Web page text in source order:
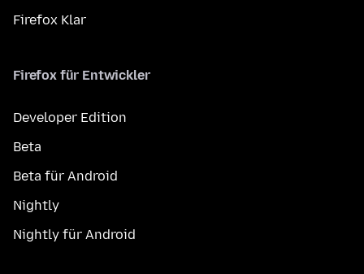
Firefox Klar
Firefox für Entwickler
Developer Edition
Beta
Beta für Android
Nightly
Nightly für Android